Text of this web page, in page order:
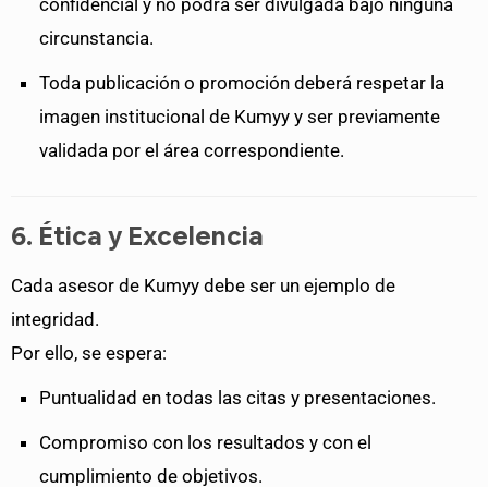
confidencial y no podrá ser divulgada bajo ninguna
circunstancia.
Toda publicación o promoción deberá respetar la
imagen institucional de Kumyy y ser previamente
validada por el área correspondiente.
6. Ética y Excelencia
Cada asesor de Kumyy debe ser un ejemplo de
integridad.
Por ello, se espera:
Puntualidad en todas las citas y presentaciones.
Compromiso con los resultados y con el
cumplimiento de objetivos.